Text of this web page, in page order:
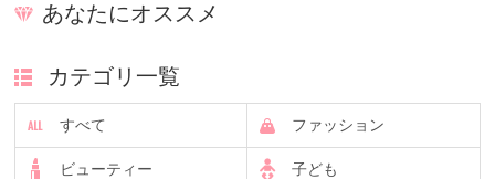
あなたにオススメ
カテゴリ一覧
すべて ファッション
ビューティー 子ども